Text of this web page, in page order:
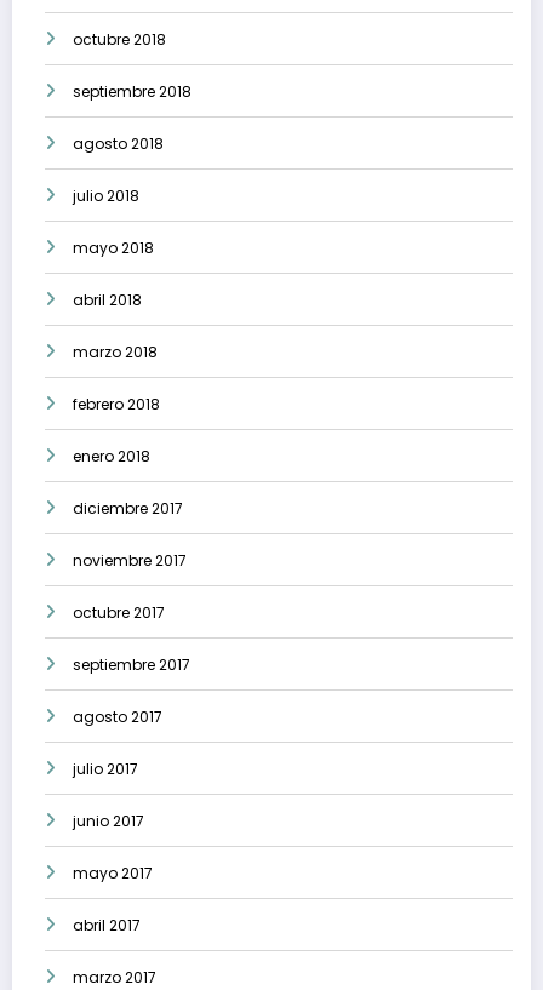
octubre 2018
septiembre 2018
agosto 2018
julio 2018
mayo 2018
abril 2018
marzo 2018
febrero 2018
enero 2018
diciembre 2017
noviembre 2017
octubre 2017
septiembre 2017
agosto 2017
julio 2017
junio 2017
mayo 2017
abril 2017
marzo 2017